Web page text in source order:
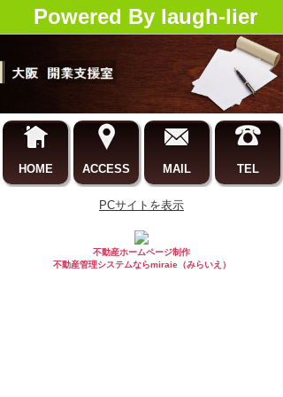
Powered By laugh-lier
HOME ACCESS MAIL TEL
PCサイトを表示
不動産ホームページ制作
不動産管理システムならmiraie（みらいえ）